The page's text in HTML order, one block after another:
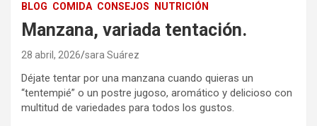
BLOG COMIDA CONSEJOS NUTRICIÓN
Manzana, variada tentación.
28 abril, 2026 sara Suárez
Déjate tentar por una manzana cuando quieras un
“tentempié” o un postre jugoso, aromático y delicioso con
multitud de variedades para todos los gustos.